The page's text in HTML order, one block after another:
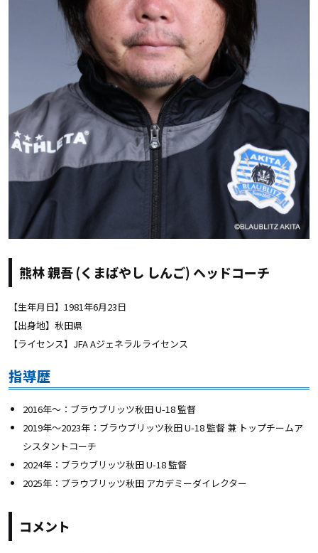
熊林 親吾 (くまばやし しんご) ヘッドコーチ
【生年月日】1981年6月23日
【出身地】秋田県
【ライセンス】JFA Aジェネラルライセンス
指導歴
2016年〜：ブラウブリッツ秋田 U-18 監督
2019年〜2023年：ブラウブリッツ秋田 U-18 監督 兼 トップチームア
シスタントコーチ
2024年：ブラウブリッツ秋田 U-18 監督
2025年：ブラウブリッツ秋田 アカデミーダイレクター
コメント